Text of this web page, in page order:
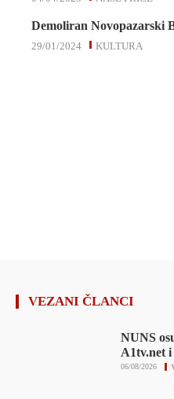
Demoliran Novopazarski
KULTURA
29/01/2024
VEZANI ČLANCI
NUNS
A1tv.net
06/08/2026